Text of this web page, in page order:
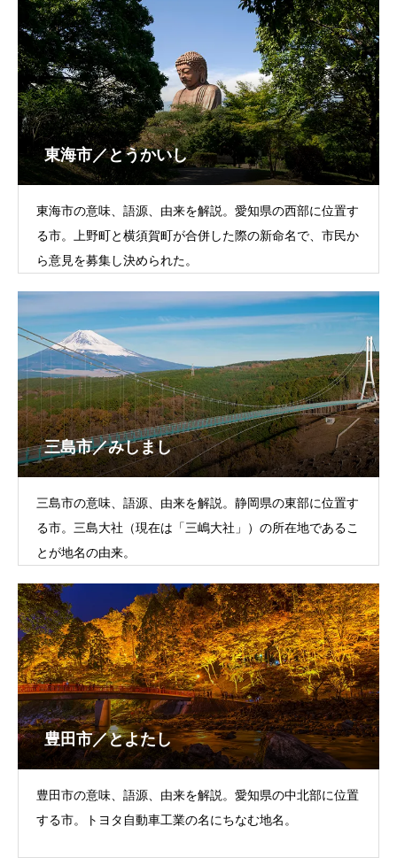
東海市／とうかいし
東海市の意味、語源、由来を解説。愛知県の西部に位置す
る市。上野町と横須賀町が合併した際の新命名で、市民か
ら意見を募集し決められた。
三島市／みしまし
三島市の意味、語源、由来を解説。静岡県の東部に位置す
る市。三島大社（現在は「三嶋大社」）の所在地であるこ
とが地名の由来。
豊田市／とよたし
豊田市の意味、語源、由来を解説。愛知県の中北部に位置
する市。トヨタ自動車工業の名にちなむ地名。